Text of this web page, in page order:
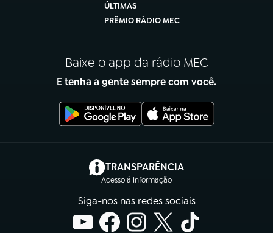
ÚLTIMAS
PRÊMIO RÁDIO MEC
Baixe o app da rádio MEC
E tenha a gente sempre com você.
TRANSPARÊNCIA
Acesso à Informação
(abre em nova aba)
Siga-nos nas redes sociais